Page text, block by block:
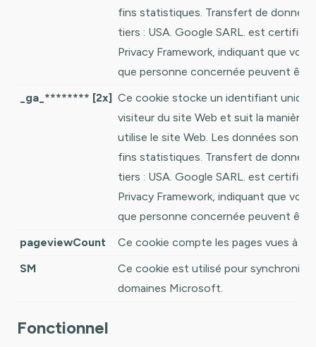
fins statistiques. Transfert de
tiers : USA. Google SARL. est certifié
Privacy Framework, indiquant que vos
que personne concernée peuvent être
_ga_******** [2x] Ce cookie stocke un identifiant
visiteur du site Web et suit la manière
utilise le site Web. Les données sont
fins statistiques. Transfert de
tiers : USA. Google SARL. est certifié
Privacy Framework, indiquant que vos
que personne concernée peuvent être
pageviewCount
Ce cookie compte les pages vues à
SM
Ce cookie est utilisé pour
domaines Microsoft.
Fonctionnel